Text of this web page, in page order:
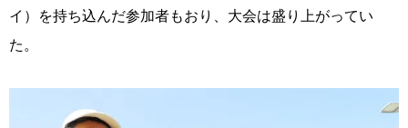
イ）を持ち込んだ参加者もおり、大会は盛り上がってい
た。